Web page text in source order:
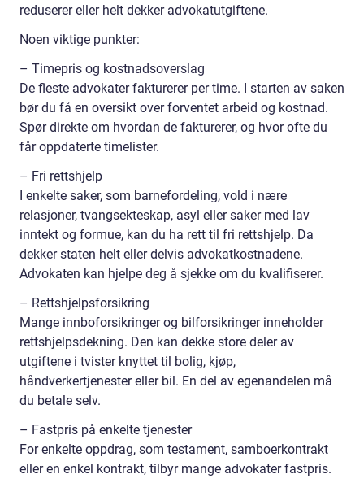
reduserer eller helt dekker advokatutgiftene.
Noen viktige punkter:
– Timepris og kostnadsoverslag
De fleste advokater fakturerer per time. I starten av saken
bør du få en oversikt over forventet arbeid og kostnad.
Spør direkte om hvordan de fakturerer, og hvor ofte du
får oppdaterte timelister.
– Fri rettshjelp
I enkelte saker, som barnefordeling, vold i nære
relasjoner, tvangsekteskap, asyl eller saker med lav
inntekt og formue, kan du ha rett til fri rettshjelp. Da
dekker staten helt eller delvis advokatkostnadene.
Advokaten kan hjelpe deg å sjekke om du kvalifiserer.
– Rettshjelpsforsikring
Mange innboforsikringer og bilforsikringer inneholder
rettshjelpsdekning. Den kan dekke store deler av
utgiftene i tvister knyttet til bolig, kjøp,
håndverkertjenester eller bil. En del av egenandelen må
du betale selv.
– Fastpris på enkelte tjenester
For enkelte oppdrag, som testament, samboerkontrakt
eller en enkel kontrakt, tilbyr mange advokater fastpris.